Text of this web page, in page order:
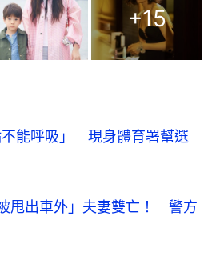
+15
能呼吸」　現身體育署幫選
甩出車外」夫妻雙亡！　警方